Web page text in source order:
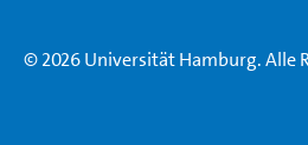
© 2026 Universität Hamburg. Alle